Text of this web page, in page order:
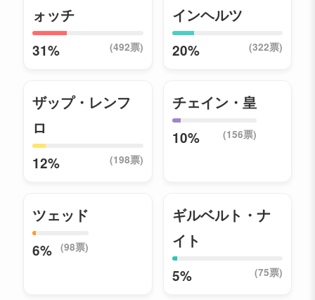
ォッチ
31% (492票)
インヘルツ
20% (322票)
ザップ・レンフ
ロ
12% (198票)
チェイン・皇
10% (156票)
ツェッド
6% (98票)
ギルベルト・ナ
イト
5% (75票)